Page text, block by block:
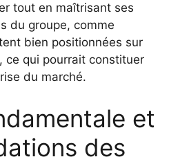
tout en maîtrisant ses
du groupe, comme
bien positionnées sur
ce qui pourrait constituer
du marché.
et
des